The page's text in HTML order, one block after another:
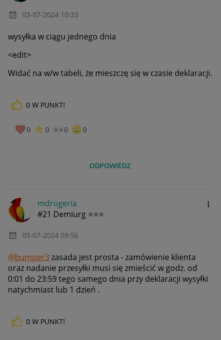
‎03-07-2024 10:33
wysyłka w ciągu jednego dnia
<edit>
Widać na w/w tabeli, że mieszczę się w czasie deklaracji.
0 W PUNKT!
0 0 0 0
ODPOWIEDZ
mdrogeria
#21 Demiurg ⭐⭐⭐
‎03-07-2024 09:56
@bumper3zasada jest prosta - zamówienie klienta
oraz nadanie przesyłki musi się zmieścić w godz. od
0:01 do 23:59 tego samego dnia przy deklaracji wysyłki
natychmiast lub 1 dzień .
0 W PUNKT!